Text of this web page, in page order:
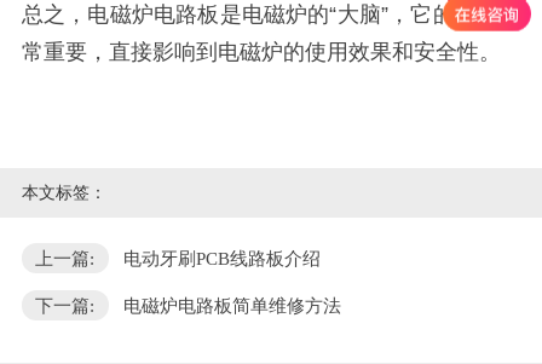
总之，电磁炉电路板是电磁炉的“大脑”，它的功能非
常重要，直接影响到电磁炉的使用效果和安全性。
本文标签：
上一篇: 电动牙刷PCB线路板介绍
下一篇: 电磁炉电路板简单维修方法